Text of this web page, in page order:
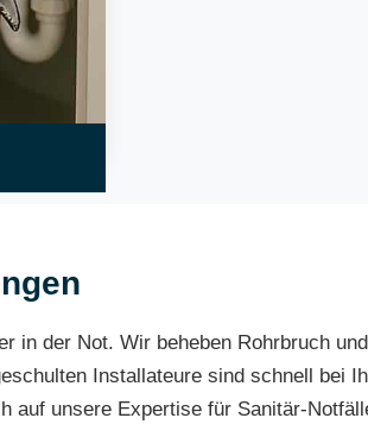
der Not. Wir beheben Rohrbruch
Installateure sind schnell bei
unsere Expertise für Sanitär-